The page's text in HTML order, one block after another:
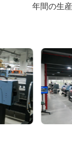
年間の生